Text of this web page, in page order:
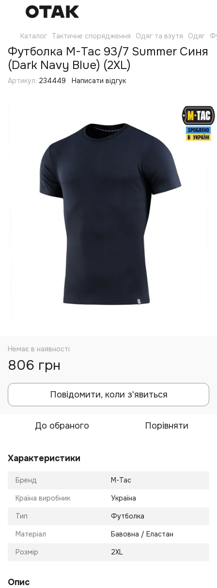
Каталог Тактичне спорядження Одяг та взутя Одяг
Футболка M-Tac 93/7 Summer Синя
(Dark Navy Blue) (2XL)
Артикул: 234449 Написати відгук
Немає в наявності
806 грн
Повідомити, коли з'явиться
До обраного Порівняти
Характеристики
Бренд M-Tac
Країна виробник Україна
Тип Футболка
Матеріал Бавовна / Еластан
Розмір 2XL
Опис